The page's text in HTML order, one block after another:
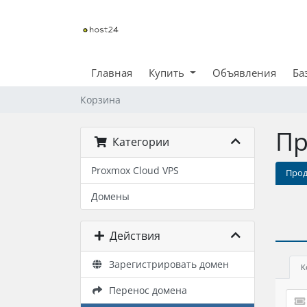
Главная Купить Объявления
Корзина
Категории
Proxmox Cloud VPS
Домены
Действия
Зарегистрировать домен
Перенос домена